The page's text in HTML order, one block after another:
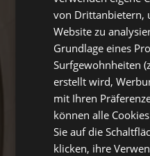
von Drittanbietern,
Website zu
Grundlage eines
Surfgewohnheiten
erstellt wird,
mit Ihren
können alle
Sie auf die
klicken, ihre